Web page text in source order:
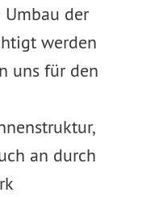
der
werden
uns für den
an durch